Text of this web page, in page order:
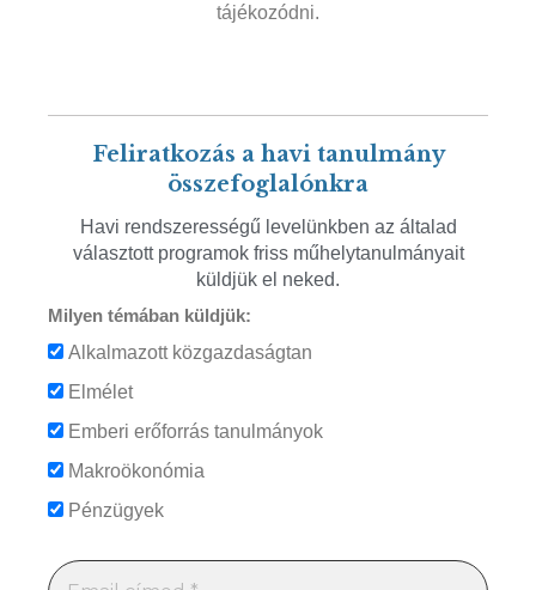
tájékozódni.
Feliratkozás a havi tanulmány
összefoglalónkra
Havi rendszerességű levelünkben az általad
választott programok friss műhelytanulmányait
küldjük el neked.
Milyen témában küldjük:
Alkalmazott közgazdaságtan
Elmélet
Emberi erőforrás tanulmányok
Makroökonómia
Pénzügyek